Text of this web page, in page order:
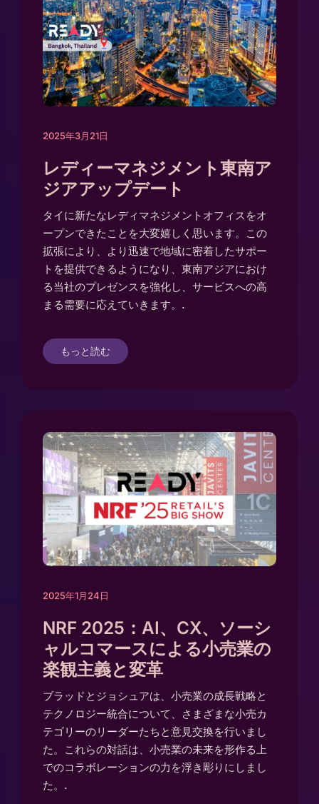
2025年3月21日
レディーマネジメント東南ア
ジアアップデート
タイに新たなレディマネジメントオフィスをオ
ープンできたことを大変嬉しく思います。この
拡張により、より迅速で地域に密着したサポー
トを提供できるようになり、東南アジアにおけ
る当社のプレゼンスを強化し、サービスへの高
まる需要に応えていきます。.
もっと読む
2025年1月24日
NRF 2025：AI、CX、ソーシ
ャルコマースによる小売業の
楽観主義と変革
ブラッドとジョシュアは、小売業の成長戦略と
テクノロジー統合について、さまざまな小売カ
テゴリーのリーダーたちと意見交換を行いまし
た。これらの対話は、小売業の未来を形作る上
でのコラボレーションの力を浮き彫りにしまし
た。.